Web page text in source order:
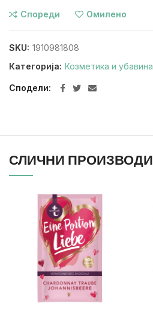
Спореди Омилено
SKU: 1910981808
Категорија: Козметика и убавина
Сподели
СЛИЧНИ ПРОИЗВОДИ